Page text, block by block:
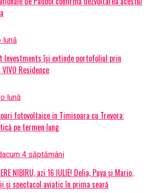
lună
Investments își extinde portofoliul prin
Residence
lună
fotovoltaice in Timisoara cu Trevora:
pe termen lung
acum 4 săptămâni
NIBIRU, azi 16 IULIE! Delia, Puya și Mario,
și spectacol aviatic în prima seară